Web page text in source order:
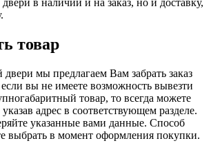
в наличии и на заказ, но и доставку,
товар
мы предлагаем Вам забрать заказ
вы не имеете возможность вывезти
товар, то всегда можете
адрес в соответствующем разделе.
указанные вами данные. Способ
выбрать в момент оформления покупки.